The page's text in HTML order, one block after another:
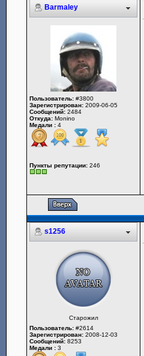
Barmaley
Пользователь: #3800
Зарегистрирован: 2009-06-05
Сообщений: 2484
Откуда: Monino
Медали : 4
Пункты репутации: 246
s1256
Старожил
Пользователь: #2614
Зарегистрирован: 2008-12-03
Сообщений: 8253
Медали : 3